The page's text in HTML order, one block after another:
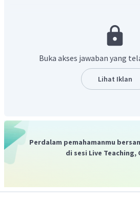
ikatan kovalen tunggal antara Be
ikatan ini terjadi melalui adanya
Hibridisasinya adalah sebagai berikut.
Jadi, tipe hibridisasi pada
Buka akses jawaban yang
Lihat Iklan
Perdalam pemahamanmu
di sesi Live Teaching,